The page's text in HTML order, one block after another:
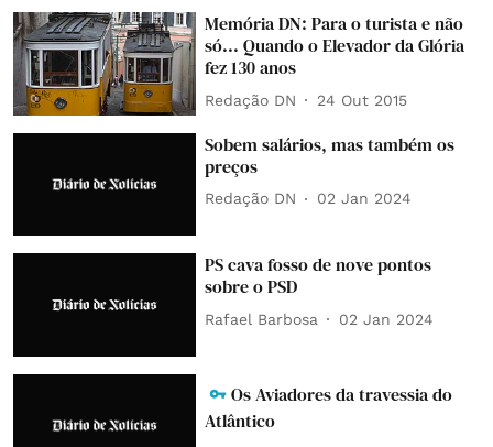
Memória DN: Para o turista e não
só... Quando o Elevador da Glória
fez 130 anos
Redação DN 24 Out 2015
Sobem salários, mas também os
preços
Redação DN 02 Jan 2024
PS cava fosso de nove pontos
sobre o PSD
Rafael Barbosa 02 Jan 2024
Os Aviadores da travessia do
Atlântico